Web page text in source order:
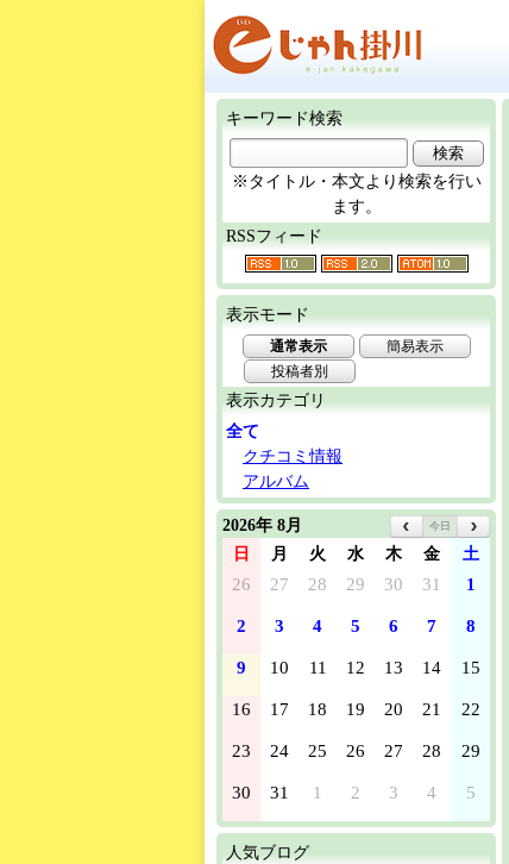
キーワード検索
※タイトル・本文より検索を行い
ます。
RSSフィード
表示モード
通常表示
簡易表示
投稿者別
表示カテゴリ
全て
クチコミ情報
アルバム
2026年 8月 今日
日 月 火 水 木 金 土
26 27 28 29 30 31 1
2 3 4 5 6 7 8
9 10 11 12 13 14 15
16 17 18 19 20 21 22
23 24 25 26 27 28 29
30 31 1 2 3 4 5
人気ブログ